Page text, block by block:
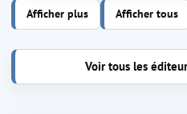
Afficher plus Afficher tous
Voir tous les